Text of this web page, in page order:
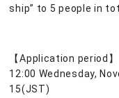
ship” to 5 people in
【Application period】
12:00 Wednesday,
15(JST)